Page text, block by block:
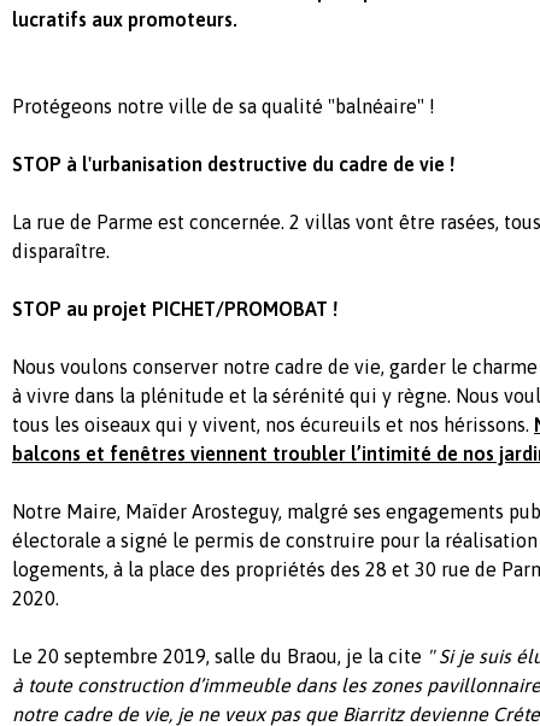
lucratifs aux promoteurs.
Protégeons notre ville de sa qualité "balnéaire" !
STOP à l'urbanisation destructive du cadre de vie !
La rue de Parme est concernée. 2 villas vont être rasées,
disparaître.
STOP au projet PICHET/PROMOBAT !
Nous voulons conserver notre cadre de vie, garder le
à vivre dans la plénitude et la sérénité qui y règne. Nous
tous les oiseaux qui y vivent, nos écureuils et nos hérissons.
balcons et fenêtres viennent troubler l’intimité de nos
Notre Maire, Maïder Arosteguy, malgré ses engagements
électorale a signé le permis de construire pour la
logements, à la place des propriétés des 28 et 30 rue de
2020.
Le 20 septembre 2019, salle du Braou, je la cite " Si je suis
à toute construction d’immeuble dans les zones
notre cadre de vie, je ne veux pas que Biarritz devienne